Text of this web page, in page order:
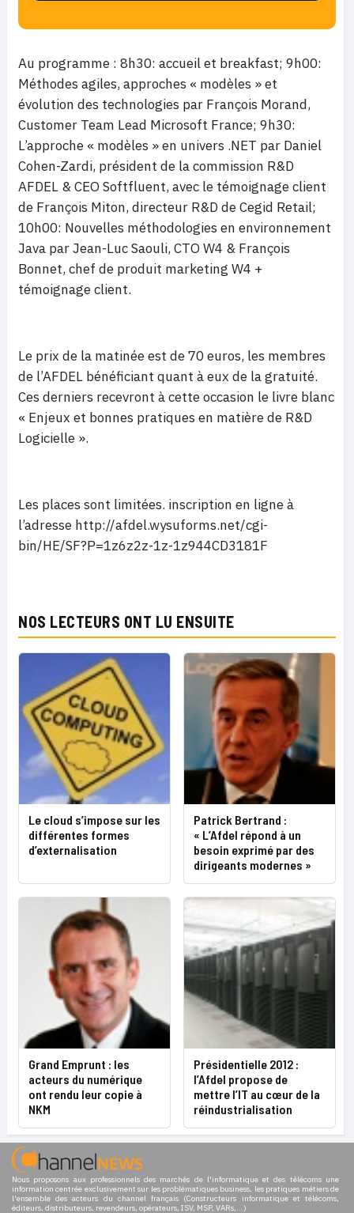
Au programme : 8h30: accueil et breakfast; 9h00:
Méthodes agiles, approches « modèles » et
évolution des technologies par François Morand,
Customer Team Lead Microsoft France; 9h30:
L’approche « modèles » en univers .NET par Daniel
Cohen-Zardi, président de la commission R&D
AFDEL & CEO Softfluent, avec le témoignage client
de François Miton, directeur R&D de Cegid Retail;
10h00: Nouvelles méthodologies en environnement
Java par Jean-Luc Saouli, CTO W4 & François
Bonnet, chef de produit marketing W4 +
témoignage client.
Le prix de la matinée est de 70 euros, les membres
de l’AFDEL bénéficiant quant à eux de la gratuité.
Ces derniers recevront à cette occasion le livre blanc
« Enjeux et bonnes pratiques en matière de R&D
Logicielle ».
Les places sont limitées. inscription en ligne à
l’adresse http://afdel.wysuforms.net/cgi-
bin/HE/SF?P=1z6z2z-1z-1z944CD3181F
NOS LECTEURS ONT LU ENSUITE
Le cloud s’impose sur les
différentes formes
d’externalisation
Patrick Bertrand :
« L’Afdel répond à un
besoin exprimé par des
dirigeants modernes »
Grand Emprunt : les
acteurs du numérique
ont rendu leur copie à
NKM
Présidentielle 2012 :
l’Afdel propose de
mettre l’IT au cœur de la
réindustrialisation
Nous proposons aux professionnels des marchés de l'informatique et des télécoms une
information centrée exclusivement sur les problématiques business, les pratiques métiers de
l'ensemble des acteurs du channel français (Constructeurs informatique et télécoms,
éditeurs, distributeurs, revendeurs, opérateurs, ISV, MSP, VARs,...)